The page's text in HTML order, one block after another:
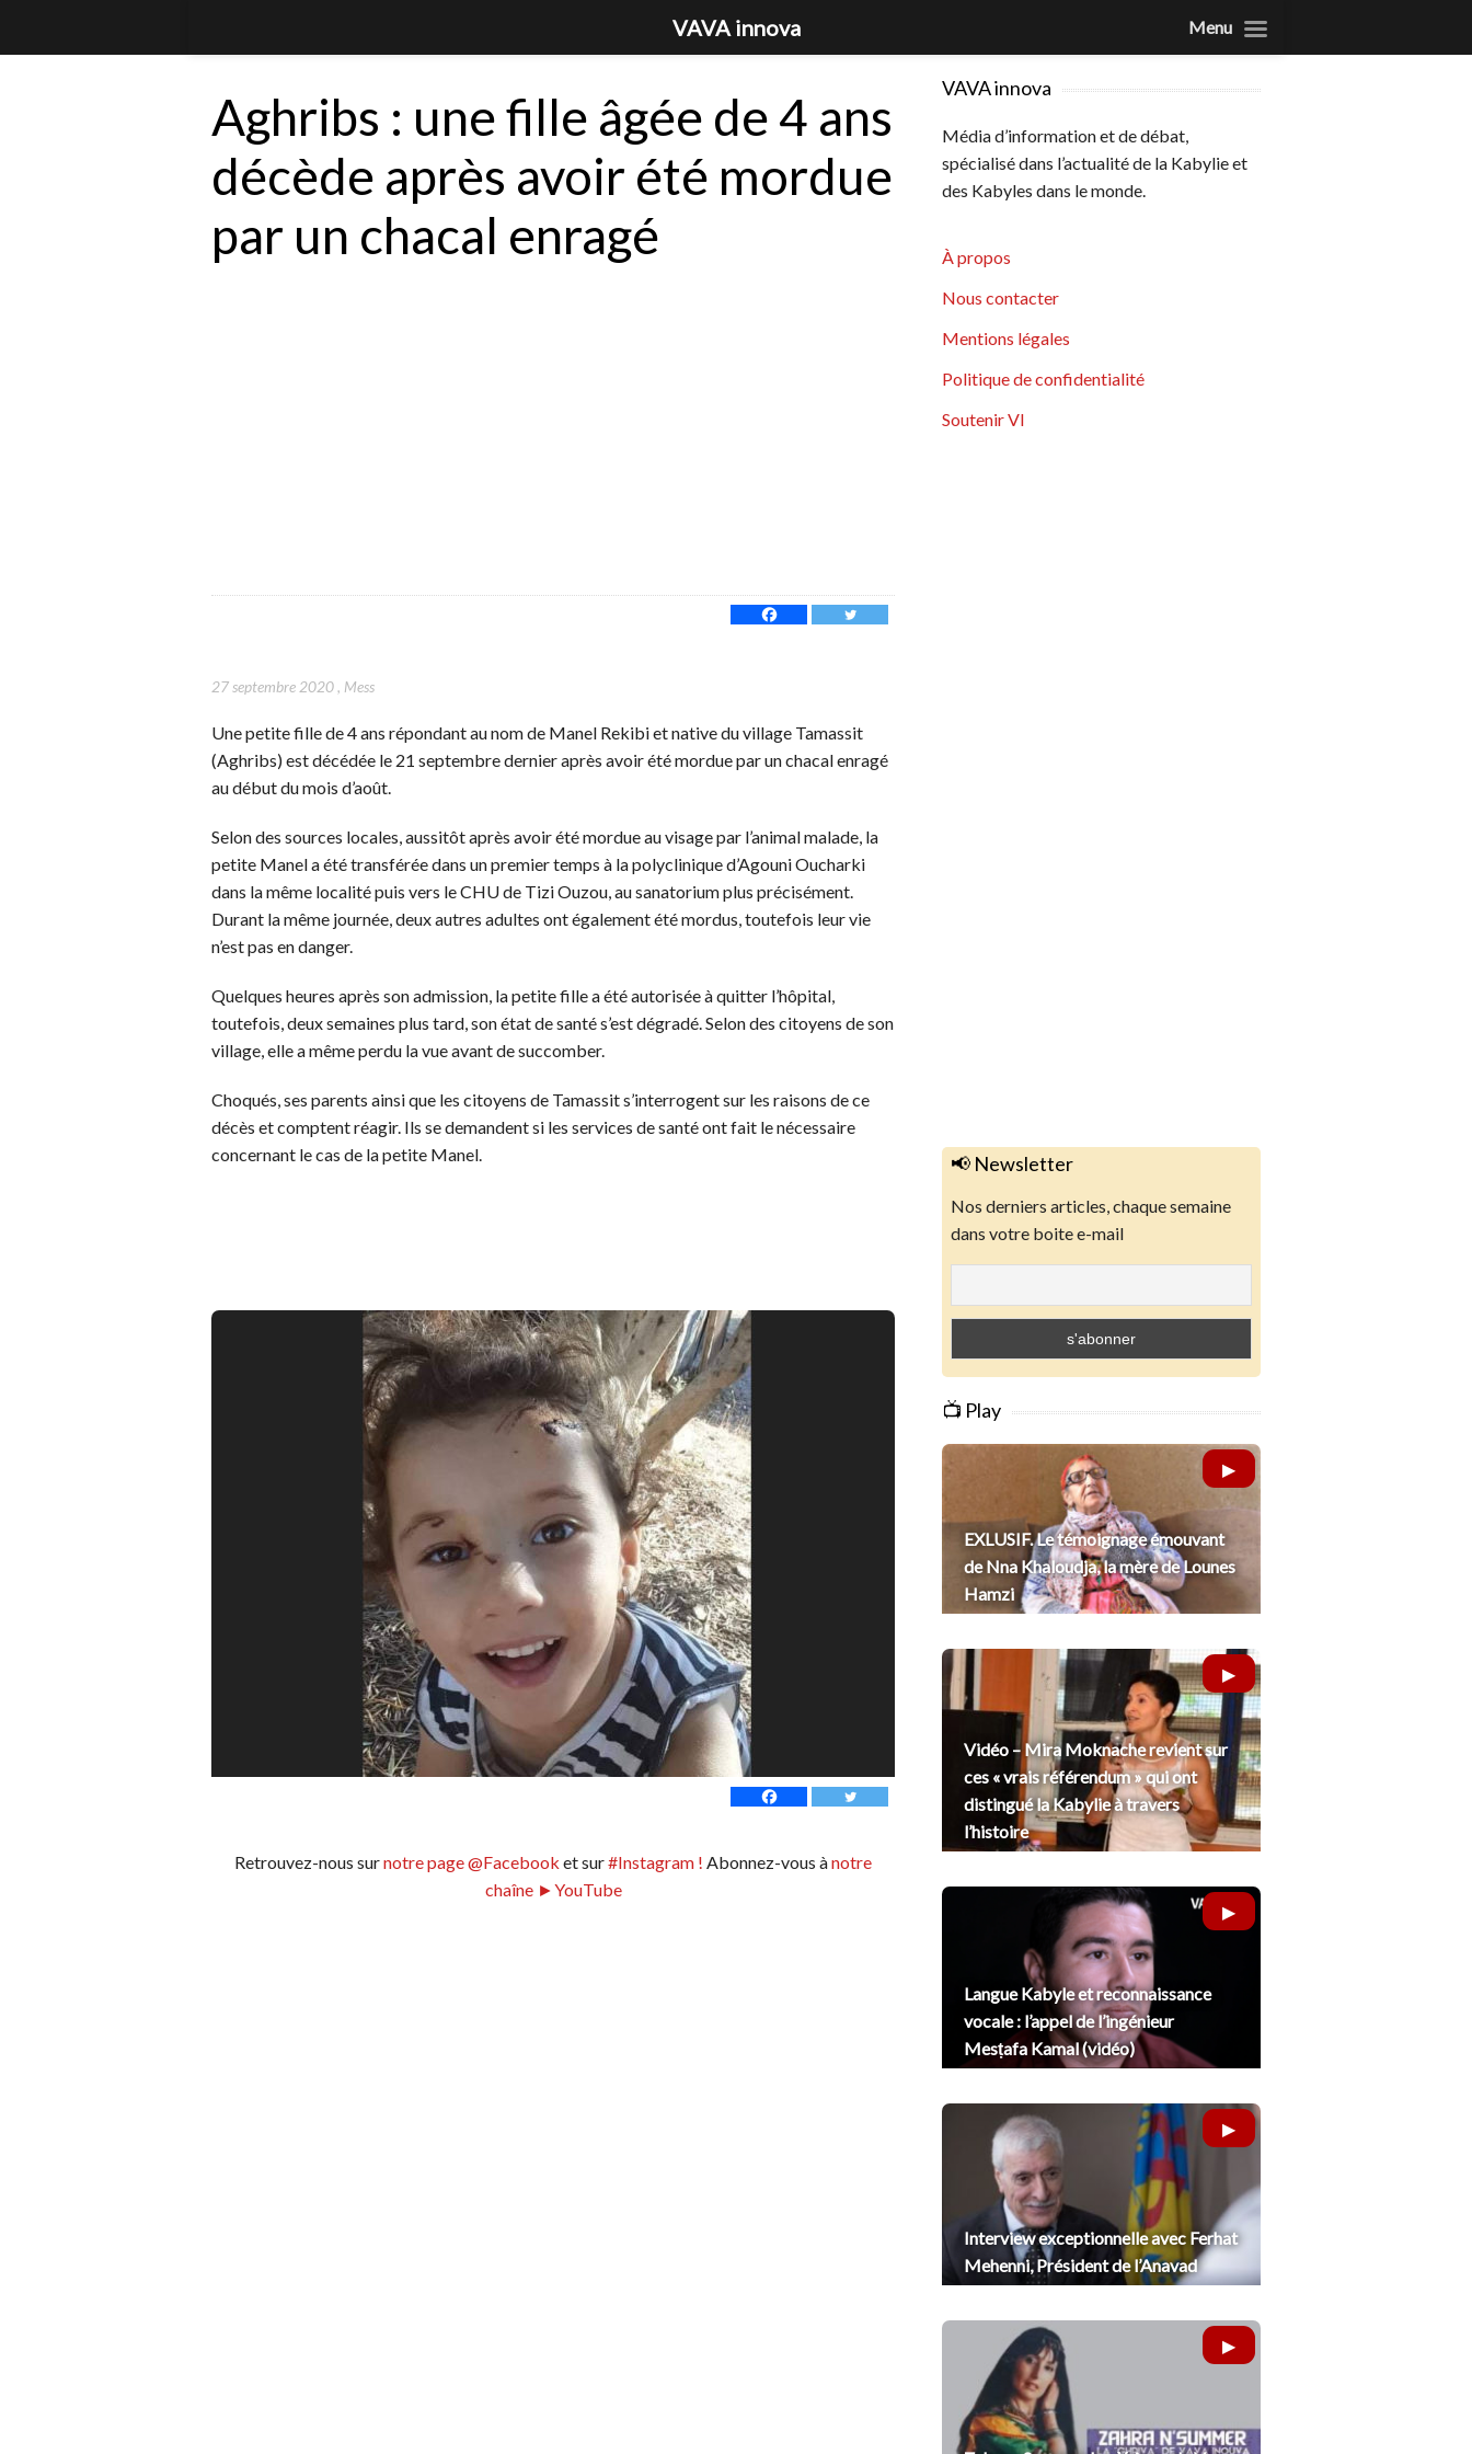
Aghribs : une fille âgée de 4 ans
décède après avoir été mordue
par un chacal enragé
27 septembre 2020, Mess
Une petite fille de 4 ans répondant au nom de Manel Rekibi et native du village Tamassit
(Aghribs) est décédée le 21 septembre dernier après avoir été mordue par un chacal enragé
au début du mois d’août.
Selon des sources locales, aussitôt après avoir été mordue au visage par l’animal malade, la
petite Manel a été transférée dans un premier temps à la polyclinique d’Agouni Oucharki
dans la même localité puis vers le CHU de Tizi Ouzou, au sanatorium plus précisément.
Durant la même journée, deux autres adultes ont également été mordus, toutefois leur vie
n’est pas en danger.
Quelques heures après son admission, la petite fille a été autorisée à quitter l’hôpital,
toutefois, deux semaines plus tard, son état de santé s’est dégradé. Selon des citoyens de son
village, elle a même perdu la vue avant de succomber.
Choqués, ses parents ainsi que les citoyens de Tamassit s’interrogent sur les raisons de ce
décès et comptent réagir. Ils se demandent si les services de santé ont fait le nécessaire
concernant le cas de la petite Manel.
Retrouvez-nous surnotre page @Facebook et sur#Instagram ! Abonnez-vous ànotre
chaîne ►YouTube
VAVA innova
Média d’information et de débat,
spécialisé dans l’actualité de la Kabylie et
des Kabyles dans le monde.
À propos
Nous contacter
Mentions légales
Politique de confidentialité
Soutenir VI
📢 Newsletter
Nos derniers articles, chaque semaine
dans votre boite e-mail
📺 Play
EXLUSIF. Le témoignage émouvant
de Nna Khaloudja, la mère de Lounes
Hamzi
Vidéo – Mira Moknache revient sur
ces « vrais référendum » qui ont
distingué la Kabylie à travers
l’histoire
Langue Kabyle et reconnaissance
vocale : l’appel de l’ingénieur
Mesṭafa Kamal (vidéo)
Interview exceptionnelle avec Ferhat
Mehenni, Président de l’Anavad
VAVA innova Menu